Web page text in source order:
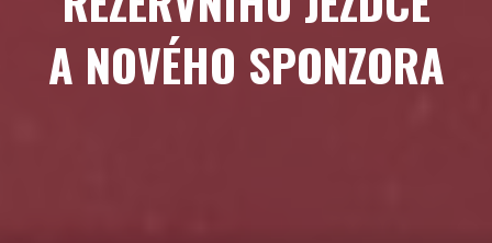
A NOVÉHO SPONZORA